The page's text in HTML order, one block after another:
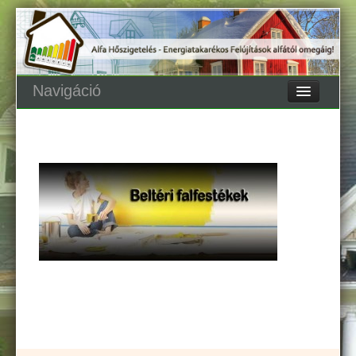
Navigáció
Blog
Termékeink
Beltéri bevonat – ThermoShield Interiur